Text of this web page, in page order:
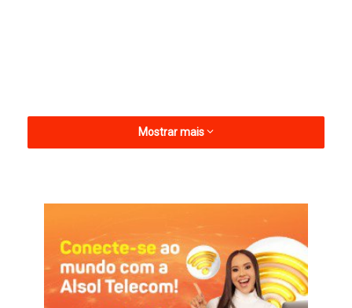
A UJAD Sertão tem várias atividades, como cultos à noite, e
trabalhos durante o dia, como ainda atividades recreativas e
momentos de confraternização.
Mostrar mais